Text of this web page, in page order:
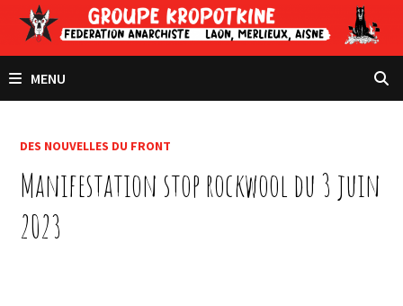
Passer
contenu
MENU
DES NOUVELLES DU FRONT
Manifestation stop rockwool du 3 juin
2023